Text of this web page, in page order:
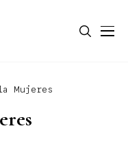
Mujeres